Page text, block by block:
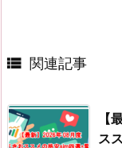
 関連記事
【
ス